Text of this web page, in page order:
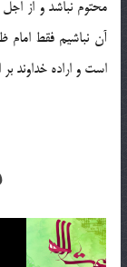
محتوم نباشد و از اجل
آن نباشیم فقط امام
است و اراده خداوند